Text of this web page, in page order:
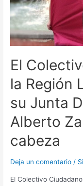
El
la Región
su Junta
Alberto
cabeza
Deja un comentario /
El Colectivo